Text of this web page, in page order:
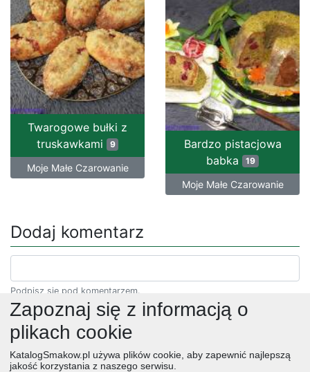
Twarogowe bułki z
truskawkami
9
Moje Małe Czarowanie
Bardzo pistacjowa
babka 19
Moje Małe Czarowanie
Dodaj komentarz
Podpisz się pod komentarzem.
Zapoznaj się z informacją o
plikach cookie
KatalogSmakow.pl używa plików cookie, aby zapewnić najlepszą
jakość korzystania z naszego serwisu.